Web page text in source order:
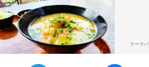
テーマ